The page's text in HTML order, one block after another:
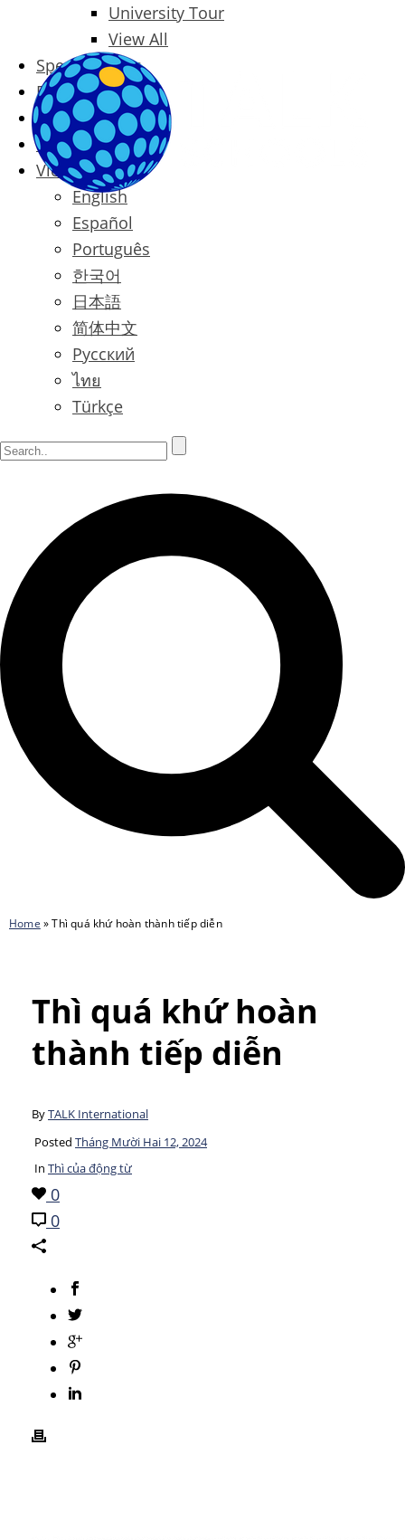
University Tour
View All
Special Offers
Prices
Blog
Contact
Vietnamese
English
Español
Português
한국어
日本語
简体中文
Русский
ไทย
Türkçe
Home »Thì quá khứ hoàn thành tiếp diễn
Thì quá khứ hoàn
thành tiếp diễn
ByTALK International
Posted Tháng Mười Hai 12, 2024
In Thì của động từ
0
0